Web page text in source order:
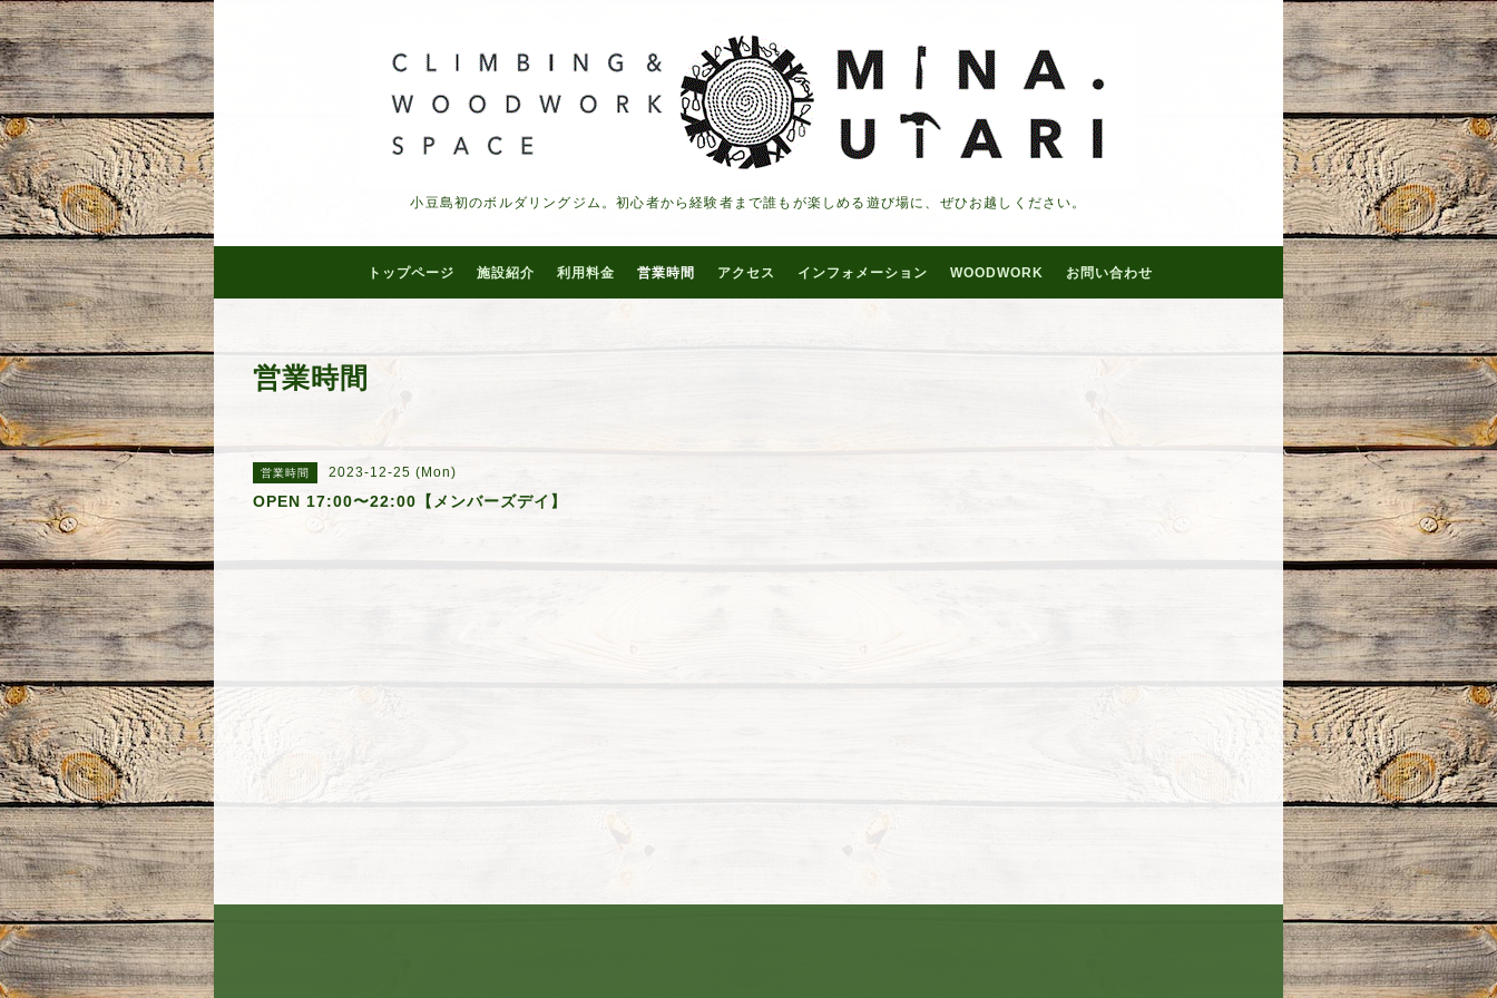
小豆島初のボルダリングジム。初心者から経験者まで誰もが楽しめる遊び場に、ぜひお越しください。
トップページ 施設紹介 利用料金 営業時間 アクセス インフォメーション WOODWORK お問い合わせ
営業時間
営業時間 2023-12-25 (Mon)
OPEN 17:00〜22:00【メンバーズデイ】